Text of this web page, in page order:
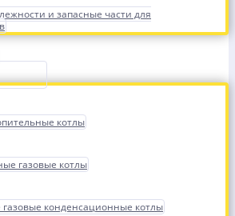
и запасные части для
котлы
газовые котлы
конденсационные котлы